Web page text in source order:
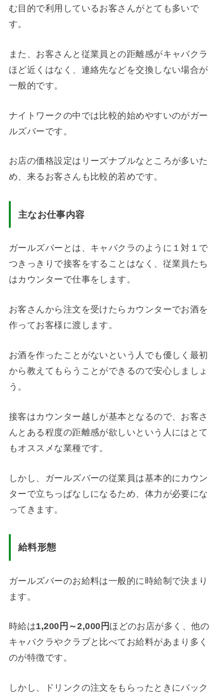
む目的で利用しているお客さんがとても多いで
す。
また、お客さんと従業員との距離感がキャバクラ
ほど近くはなく、連絡先などを交換しない場合が
一般的です。
ナイトワークの中では比較的始めやすいのがガー
ルズバーです。
お店の価格設定はリーズナブルなところが多いた
め、来るお客さんも比較的若めです。
主なお仕事内容
ガールズバーとは、キャバクラのように１対１で
つきっきりで接客をすることはなく、従業員たち
はカウンターで仕事をします。
お客さんから注文を受けたらカウンターでお酒を
作ってお客様に渡します。
お酒を作ったことがないという人でも優しく最初
から教えてもらうことができるので安心しましょ
う。
接客はカウンター越しが基本となるので、お客さ
んとある程度の距離感が欲しいという人にはとて
もオススメな業種です。
しかし、ガールズバーの従業員は基本的にカウン
ターで立ちっぱなしになるため、体力が必要にな
ってきます。
給料形態
ガールズバーのお給料は一般的に時給制で決まり
ます。
時給は1,200 円～2,000 円 ほどのお店が多く、他の
キャバクラやクラブと比べてお給料があまり多く
のが特徴です。
しかし、ドリンクの注文をもらったときにバック